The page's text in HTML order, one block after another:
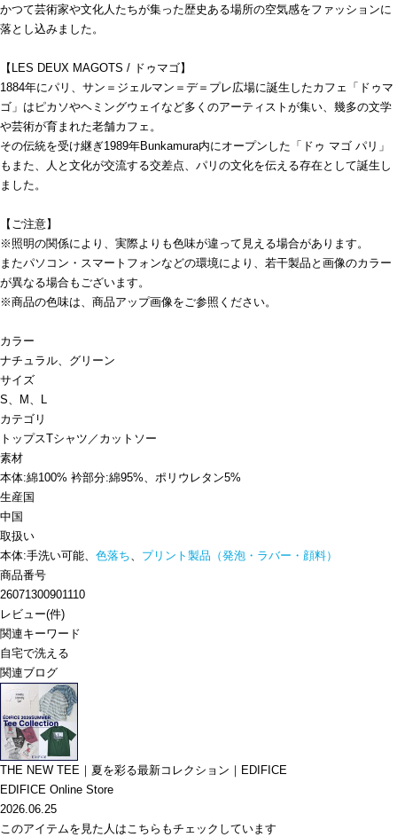
かつて芸術家や文化人たちが集った歴史ある場所の空気感をファッションに
落とし込みました。
【LES DEUX MAGOTS / ドゥマゴ】
1884年にパリ、サン＝ジェルマン＝デ＝プレ広場に誕生したカフェ「ドゥマ
ゴ」はピカソやヘミングウェイなど多くのアーティストが集い、幾多の文学
や芸術が育まれた老舗カフェ。
その伝統を受け継ぎ1989年Bunkamura内にオープンした「ドゥ マゴ パリ」
もまた、人と文化が交流する交差点、パリの文化を伝える存在として誕生し
ました。
【ご注意】
※照明の関係により、実際よりも色味が違って見える場合があります。
またパソコン・スマートフォンなどの環境により、若干製品と画像のカラー
が異なる場合もございます。
※商品の色味は、商品アップ画像をご参照ください。
カラー
ナチュラル、グリーン
サイズ
S、M、L
カテゴリ
トップスTシャツ／カットソー
素材
本体:綿100% 衿部分:綿95%、ポリウレタン5%
生産国
中国
取扱い
本体:手洗い可能、 色落ち、 プリント製品（発泡・ラバー・顔料）
商品番号
26071300901110
レビュー(件)
関連キーワード
自宅で洗える
関連ブログ
THE NEW TEE｜夏を彩る最新コレクション｜EDIFICE
EDIFICE Online Store
2026.06.25
このアイテムを見た人はこちらもチェックしています